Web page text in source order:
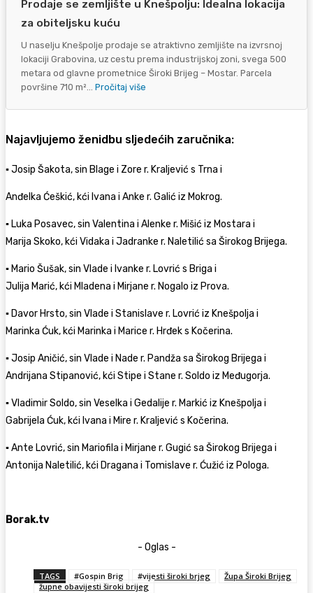
Prodaje se zemljište u Knešpolju: Idealna lokacija
za obiteljsku kuću
U naselju Knešpolje prodaje se atraktivno zemljište na izvrsnoj
lokaciji Grabovina, uz cestu prema industrijskoj zoni, svega 500
metara od glavne prometnice Široki Brijeg – Mostar. Parcela
površine 710 m²... Pročitaj više
Najavljujemo ženidbu sljedećih zaručnika:
▪ Josip Šakota, sin Blage i Zore r. Kraljević s Trna i
Anđelka Ćeškić, kći Ivana i Anke r. Galić iz Mokrog.
▪ Luka Posavec, sin Valentina i Alenke r. Mišić iz Mostara i
Marija Skoko, kći Vidaka i Jadranke r. Naletilić sa Širokog Brijega.
▪ Mario Šušak, sin Vlade i Ivanke r. Lovrić s Briga i
Julija Marić, kći Mladena i Mirjane r. Nogalo iz Prova.
▪ Davor Hrsto, sin Vlade i Stanislave r. Lovrić iz Knešpolja i
Marinka Ćuk, kći Marinka i Marice r. Hrđek s Kočerina.
▪ Josip Aničić, sin Vlade i Nade r. Pandža sa Širokog Brijega i
Andrijana Stipanović, kći Stipe i Stane r. Soldo iz Međugorja.
▪ Vladimir Soldo, sin Veselka i Gedalije r. Markić iz Knešpolja i
Gabrijela Ćuk, kći Ivana i Mire r. Kraljević s Kočerina.
▪ Ante Lovrić, sin Mariofila i Mirjane r. Gugić sa Širokog Brijega i
Antonija Naletilić, kći Dragana i Tomislave r. Ćužić iz Pologa.
Borak.tv
- Oglas -
TAGS #Gospin Brig #vijesti široki brjeg
Župa Široki Brijeg
župne obavijesti široki brijeg